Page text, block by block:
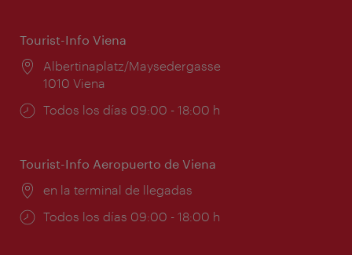
Tourist-Info Viena
Lugar:
Albertinaplatz/Maysedergasse
1010 Viena
Horarios
Todos los días 09:00 - 18:00 h
Tourist-Info Aeropuerto de Viena
Lugar:
en la terminal de llegadas
Horarios
Todos los días 09:00 - 18:00 h